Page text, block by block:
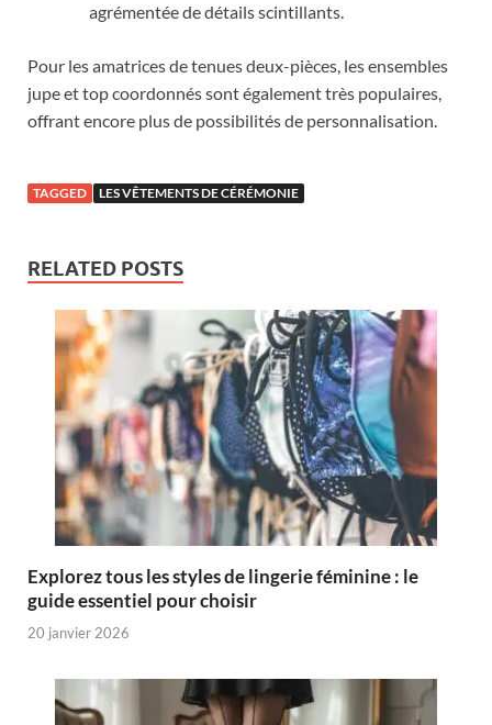
agrémentée de détails scintillants.
Pour les amatrices de tenues deux-pièces, les ensembles
jupe et top coordonnés sont également très populaires,
offrant encore plus de possibilités de personnalisation.
TAGGED LES VÊTEMENTS DE CÉRÉMONIE
RELATED POSTS
Explorez tous les styles de lingerie féminine : le
guide essentiel pour choisir
20 janvier 2026